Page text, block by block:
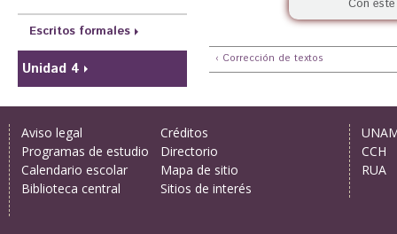
Con
‹ Corrección de textos
Escritos formales
Unidad 4
Aviso legal
Programas de estudio
Calendario escolar
Biblioteca central
Créditos
Directorio
Mapa de sitio
Sitios de interés
CCH
RUA